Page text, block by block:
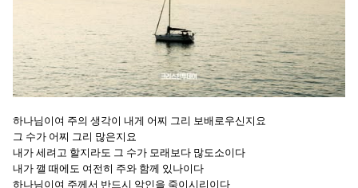
하나님이여 주의 생각이 내게 어찌 그리 보배로우신지요
그 수가 어찌 그리 많은지요
내가 세려고 할지라도 그 수가 모래보다 많도소이다
내가 깰 때에도 여전히 주와 함께 있나이다
하나님이여 주께서 반드시 악인을 죽이시리이다